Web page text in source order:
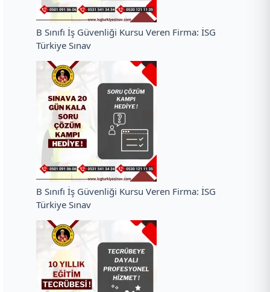
B Sınıfı İş Güvenliği Kursu Veren Firma: İSG
Türkiye Sınav
B Sınıfı İş Güvenliği Kursu Veren Firma: İSG
Türkiye Sınav